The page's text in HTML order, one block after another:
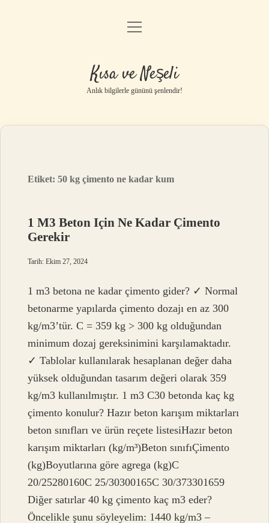
Anasayfa
Yasal Uyarı
menüyü
Kısa ve Neşeli
Anlık bilgilerle gününü şenlendir!
Etiket:50 kg çimento ne kadar kum
1 M3 Beton Için Ne Kadar Çimento
Gerekir
Tarih: Ekim 27, 2024
1 m3 betona ne kadar çimento gider? ✓ Normal
betonarme yapılarda çimento dozajı en az 300
kg/m3’tür. C = 359 kg > 300 kg olduğundan
minimum dozaj gereksinimini karşılamaktadır.
✓ Tablolar kullanılarak hesaplanan değer daha
yüksek olduğundan tasarım değeri olarak 359
kg/m3 kullanılmıştır. 1 m3 C30 betonda kaç kg
çimento konulur? Hazır beton karışım miktarları
beton sınıfları ve ürün reçete listesiHazır beton
karışım miktarları (kg/m³)Beton sınıfıÇimento
(kg)Boyutlarına göre agrega (kg)C
20/25280160C 25/30300165C 30/373301659
Diğer satırlar 40 kg çimento kaç m3 eder?
Öncelikle şunu söyleyelim: 1440 kg/m3 –